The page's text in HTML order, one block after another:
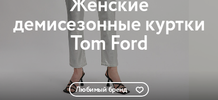
демисезонные куртки
Tom Ford
Любимый бренд